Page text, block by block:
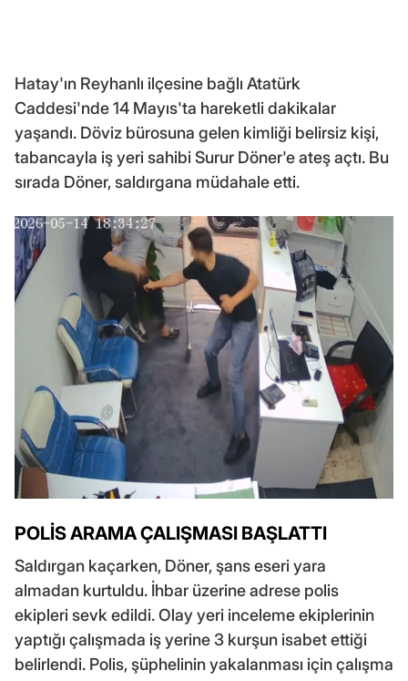
Hatay'ın Reyhanlı ilçesine bağlı Atatürk
Caddesi'nde 14 Mayıs'ta hareketli dakikalar
yaşandı. Döviz bürosuna gelen kimliği belirsiz kişi,
tabancayla iş yeri sahibi Surur Döner'e ateş açtı. Bu
sırada Döner, saldırgana müdahale etti.
POLİS ARAMA ÇALIŞMASI BAŞLATTI
Saldırgan kaçarken, Döner, şans eseri yara
almadan kurtuldu. İhbar üzerine adrese polis
ekipleri sevk edildi. Olay yeri inceleme ekiplerinin
yaptığı çalışmada iş yerine 3 kurşun isabet ettiği
belirlendi. Polis, şüphelinin yakalanması için çalışma